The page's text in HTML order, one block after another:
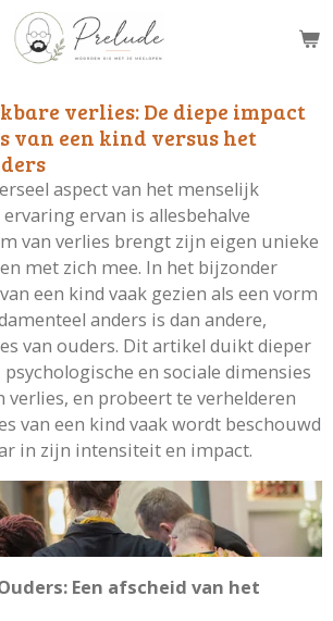
verlies: De diepe impact
van een kind versus het
aspect van het menselijk
ervan is allesbehalve
van verlies brengt zijn eigen unieke
met zich mee. In het bijzonder
een kind vaak gezien als een vorm
anders is dan andere,
van ouders. Dit artikel duikt dieper
en sociale dimensies
verlies, en probeert te verhelderen
van een kind vaak wordt beschouwd
in zijn intensiteit en impact.
Een afscheid van het